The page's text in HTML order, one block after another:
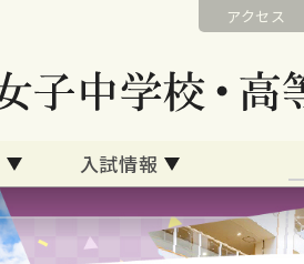
アクセス
入試情報